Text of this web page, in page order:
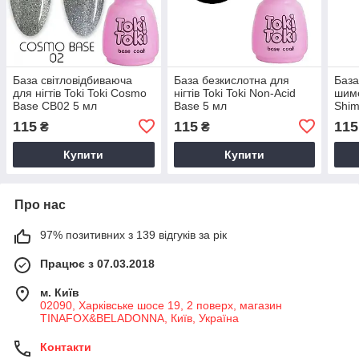
База світловідбиваюча
для нігтів Toki Toki Cosmo
Base CB02 5 мл
115 ₴
Купити
База безкислотна для
нігтів Toki Toki Non-Acid
Base 5 мл
115₴
Купити
115
Про нас
97% позитивних з 139 відгуків за рік
Працює з 07.03.2018
м. Київ
02090, Харківське шосе 19, 2 поверх, магазин
TINAFOX&BELADONNA, Київ, Україна
Контакти